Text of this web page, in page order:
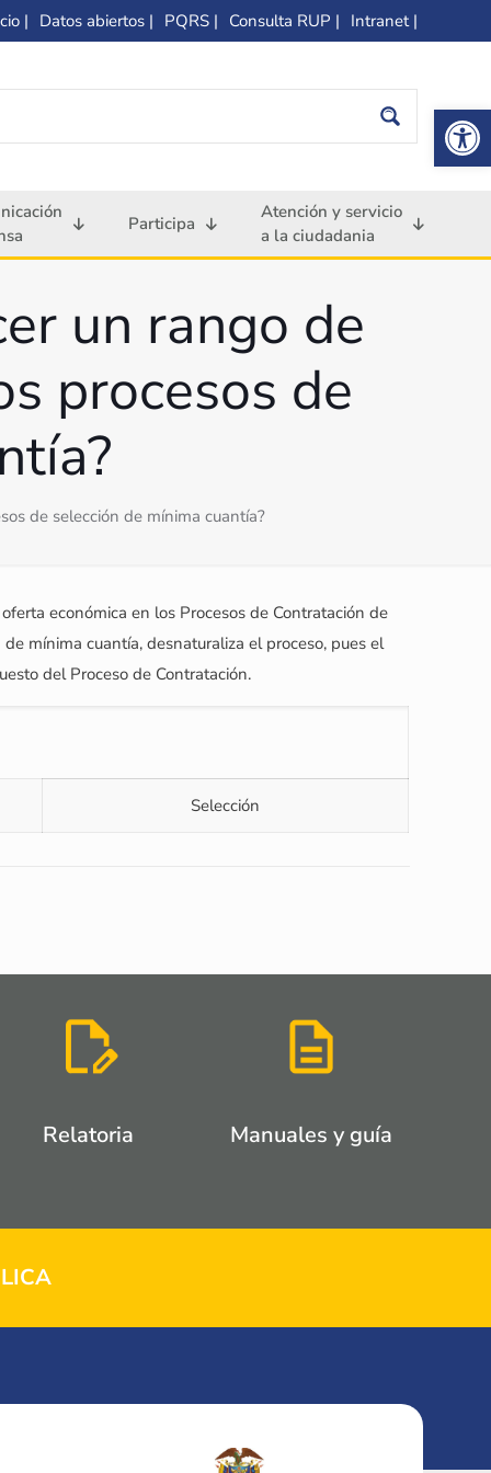
| Datos abiertos | PQRS | Consulta RUP | Intranet |
Participa
Atención y servicio
a la ciudadania
un rango de
procesos de
de selección de mínima cuantía?
económica en los Procesos de Contratación de
mínima cuantía, desnaturaliza el proceso, pues el
del Proceso de Contratación.
Selección
Relatoria Manuales y guía